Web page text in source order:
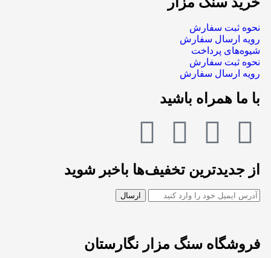
نحوه ثبت سفارش
رویه ارسال سفارش
شیوه‌های پرداخت
نحوه ثبت سفارش
رویه ارسال سفارش
با ما همراه باشید
از جدیدترین تخفیف‌ها باخبر شوید
فروشگاه سنگ مزار نگارستان